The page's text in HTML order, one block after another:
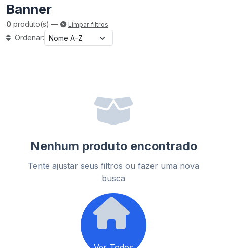
Banner
0 produto(s) — Limpar filtros
Ordenar:
Nenhum produto encontrado
Tente ajustar seus filtros ou fazer uma nova
busca